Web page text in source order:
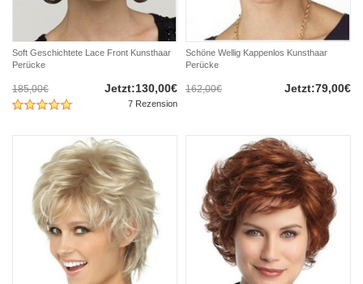
Soft Geschichtete Lace Front Kunsthaar
Perücke
185,00€ Jetzt:130,00€
7 Rezension
Schöne Wellig Kappenlos Kunsthaar
Perücke
162,00€ Jetzt:79,00€